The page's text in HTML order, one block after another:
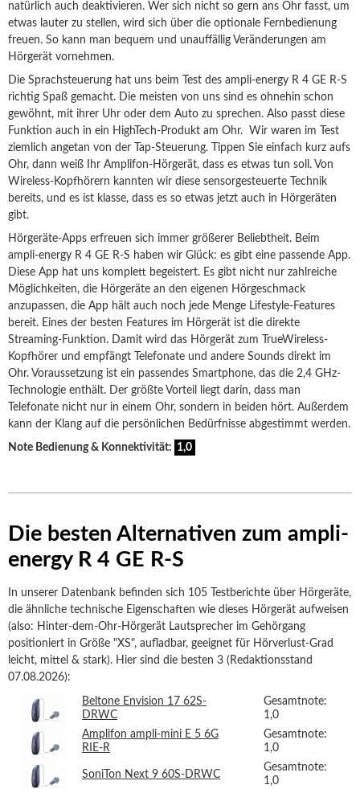
natürlich auch deaktivieren. Wer sich nicht so gern ans Ohr fasst, um
etwas lauter zu stellen, wird sich über die optionale Fernbedienung
freuen. So kann man bequem und unauffällig Veränderungen am
Hörgerät vornehmen.
Die Sprachsteuerung hat uns beim Test des ampli-energy R 4 GE R-S
richtig Spaß gemacht. Die meisten von uns sind es ohnehin schon
gewöhnt, mit ihrer Uhr oder dem Auto zu sprechen. Also passt diese
Funktion auch in ein HighTech-Produkt am Ohr. Wir waren im Test
ziemlich angetan von der Tap-Steuerung. Tippen Sie einfach kurz aufs
Ohr, dann weiß Ihr Amplifon-Hörgerät, dass es etwas tun soll. Von
Wireless-Kopfhörern kannten wir diese sensorgesteuerte Technik
bereits, und es ist klasse, dass es so etwas jetzt auch in Hörgeräten
gibt.
Hörgeräte-Apps erfreuen sich immer größerer Beliebtheit. Beim
ampli-energy R 4 GE R-S haben wir Glück: es gibt eine passende App.
Diese App hat uns komplett begeistert. Es gibt nicht nur zahlreiche
Möglichkeiten, die Hörgeräte an den eigenen Hörgeschmack
anzupassen, die App hält auch noch jede Menge Lifestyle-Features
bereit. Eines der besten Features im Hörgerät ist die direkte
Streaming-Funktion. Damit wird das Hörgerät zum TrueWireless-
Kopfhörer und empfängt Telefonate und andere Sounds direkt im
Ohr. Voraussetzung ist ein passendes Smartphone, das die 2,4 GHz-
Technologie enthält. Der größte Vorteil liegt darin, dass man
Telefonate nicht nur in einem Ohr, sondern in beiden hört. Außerdem
kann der Klang auf die persönlichen Bedürfnisse abgestimmt werden.
Note Bedienung & Konnektivität: 1,0
Die besten Alternativen zum ampli-
energy R 4 GE R-S
In unserer Datenbank befinden sich 105 Testberichte über Hörgeräte,
die ähnliche technische Eigenschaften wie dieses Hörgerät aufweisen
(also: Hinter-dem-Ohr-Hörgerät Lautsprecher im Gehörgang
positioniert in Größe "XS", aufladbar, geeignet für Hörverlust-Grad
leicht, mittel & stark). Hier sind die besten 3 (Redaktionsstand
07.08.2026):
Beltone Envision 17 62S-
DRWC
Gesamtnote:
1,0
Amplifon ampli-mini E 5 6G
RIE-R
Gesamtnote:
1,0
SoniTon Next 9 60S-DRWC
Gesamtnote:
1,0